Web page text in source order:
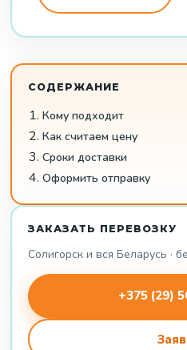
СОДЕРЖАНИЕ
Кому подходит
Как считаем цену
Сроки доставки
Оформить отправку
ЗАКАЗАТЬ ПЕРЕВОЗКУ
Солигорск и вся Беларусь ·
+375 (29)